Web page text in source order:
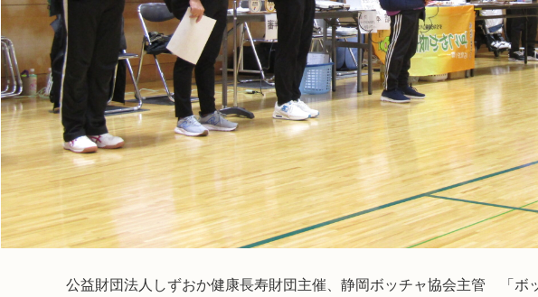
公益財団法人しずおか健康長寿財団主催、静岡ボッチャ協会主管 「ボ